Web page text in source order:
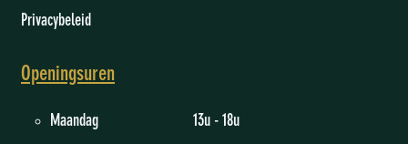
Privacybeleid
Openingsuren
Maandag 13u - 18u